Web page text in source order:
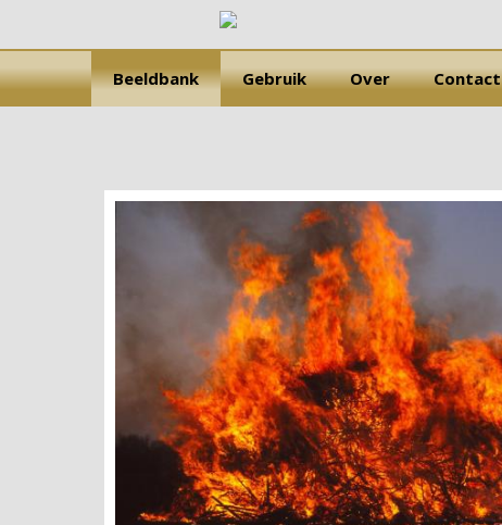
Beeldbank Gebruik Over Contact